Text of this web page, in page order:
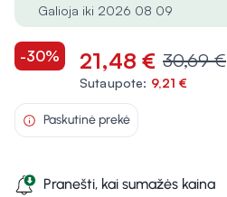
Paskutinė prekė
Galioja iki 2026 08 09
-30% 21,48 € 30,69 €
Sutaupote: 9,21 €
Pranešti, kai sumažės kaina